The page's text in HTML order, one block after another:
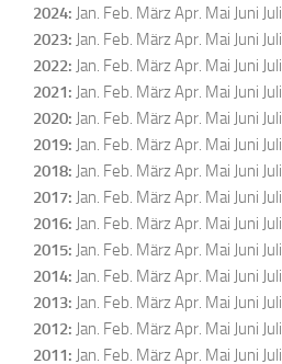
2024: Jan. Feb. MärzApr. Mai Juni Juli
2023: Jan. Feb. MärzApr. Mai Juni Juli
2022: Jan. Feb. MärzApr. Mai Juni Juli
2021: Jan. Feb. MärzApr. Mai Juni Juli
2020: Jan. Feb. MärzApr. Mai Juni Juli
2019: Jan. Feb. MärzApr. Mai Juni Juli
2018: Jan. Feb. MärzApr. Mai Juni Juli
2017: Jan. Feb. MärzApr. Mai Juni Juli
2016: Jan. Feb. MärzApr. Mai Juni Juli
2015: Jan. Feb. MärzApr. Mai Juni Juli
2014: Jan. Feb. MärzApr. Mai Juni Juli
2013: Jan. Feb. MärzApr. Mai Juni Juli
2012: Jan. Feb. MärzApr. Mai Juni Juli
2011: Jan. Feb. MärzApr. Mai Juni Juli